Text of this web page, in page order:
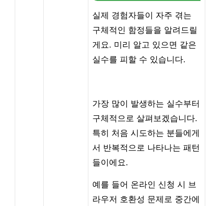
실제 경험자들이 자주 겪는
구체적인 함정들을 알려드릴
게요. 미리 알고 있으면 같은
실수를 피할 수 있습니다.
가장 많이 발생하는 실수부터
구체적으로 살펴보겠습니다.
특히 처음 시도하는 분들에게
서 반복적으로 나타나는 패턴
들이에요.
예를 들어 온라인 신청 시 브
라우저 호환성 문제로 중간에